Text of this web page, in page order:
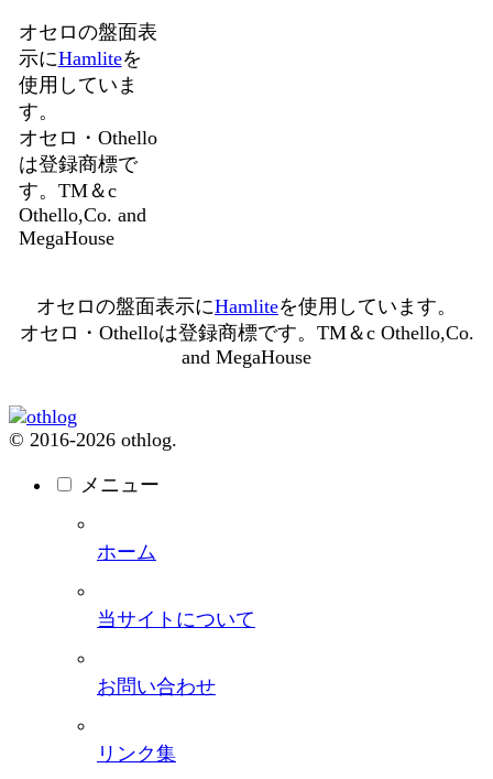
オセロの盤面表
示にHamliteを
使用していま
す。
オセロ・Othello
は登録商標で
す。TM＆c
Othello,Co. and
MegaHouse
オセロの盤面表示にHamliteを使用しています。
オセロ・Othelloは登録商標です。TM＆c Othello,Co.
and MegaHouse
© 2016-2026 othlog.
メニュー
ホーム
当サイトについて
お問い合わせ
リンク集